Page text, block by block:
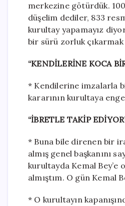
merkezine götürdük.
düşelim dediler, 833
kurultay yapamayız
bir sürü zorluk
“KENDİLERİNE KOCA
* Kendilerine imzalarla
kararının kurultaya
“İBRETLE TAKİP
* Buna bile direnen bir
almış genel başkanını
kurultayda Kemal Bey’e
almıştım. O gün Kemal
* O kurultayın